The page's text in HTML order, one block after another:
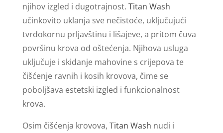
njihov izgled i dugotrajnost. Titan Wash
učinkovito uklanja sve nečistoće, uključujući
tvrdokornu prljavštinu i lišajeve, a pritom čuva
površinu krova od oštećenja. Njihova usluga
uključuje i skidanje mahovine s crijepova te
čišćenje ravnih i kosih krovova, čime se
poboljšava estetski izgled i funkcionalnost
krova.
Osim čišćenja krovova, Titan Wash nudi i